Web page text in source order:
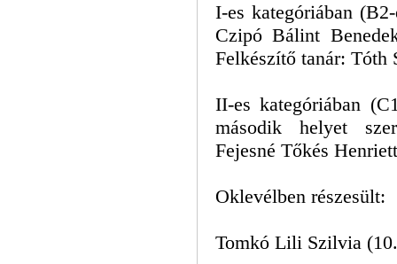
I-es kategóriában
Czipó Bálint
Felkészítő tanár: Tóth
II-es kategóriában
második helyet
Fejesné Tőkés
Oklevélben részesült:
Tomkó Lili Szilvia